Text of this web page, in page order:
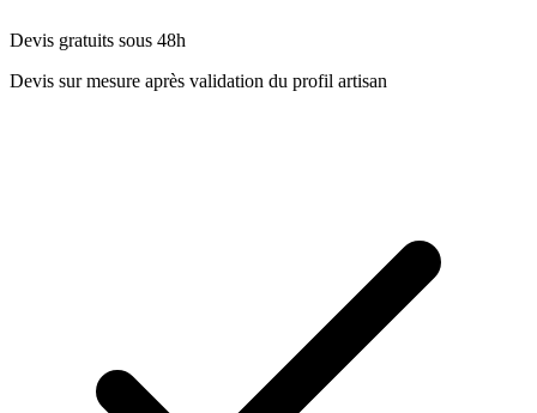
Devis gratuits sous 48h
Devis sur mesure après validation du profil artisan